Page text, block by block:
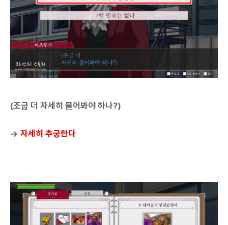
(조금 더 자세히 물어봐야 하나?)
→ 자세히 추궁한다